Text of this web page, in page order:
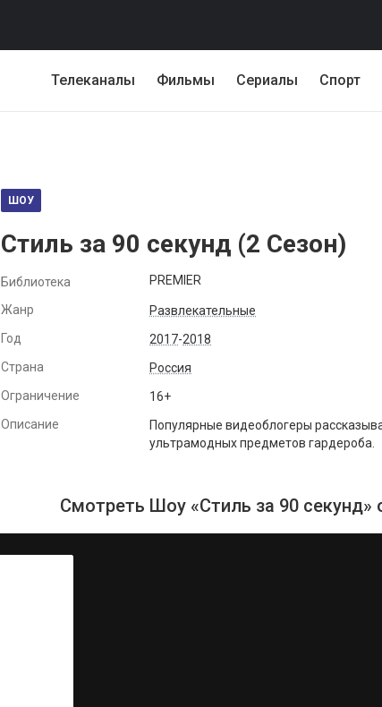
Телеканалы Фильмы Сериалы Спорт
ШОУ
Стиль за 90 секунд (2 Сезон)
Библиотека PREMIER
Жанр
Развлекательные
Год
2017-2018
Страна
Россия
Ограничение
16+
Описание
Популярные видеоблогеры
ультрамодных предметов гардероба.
Смотреть Шоу «Стиль за 90 секунд»